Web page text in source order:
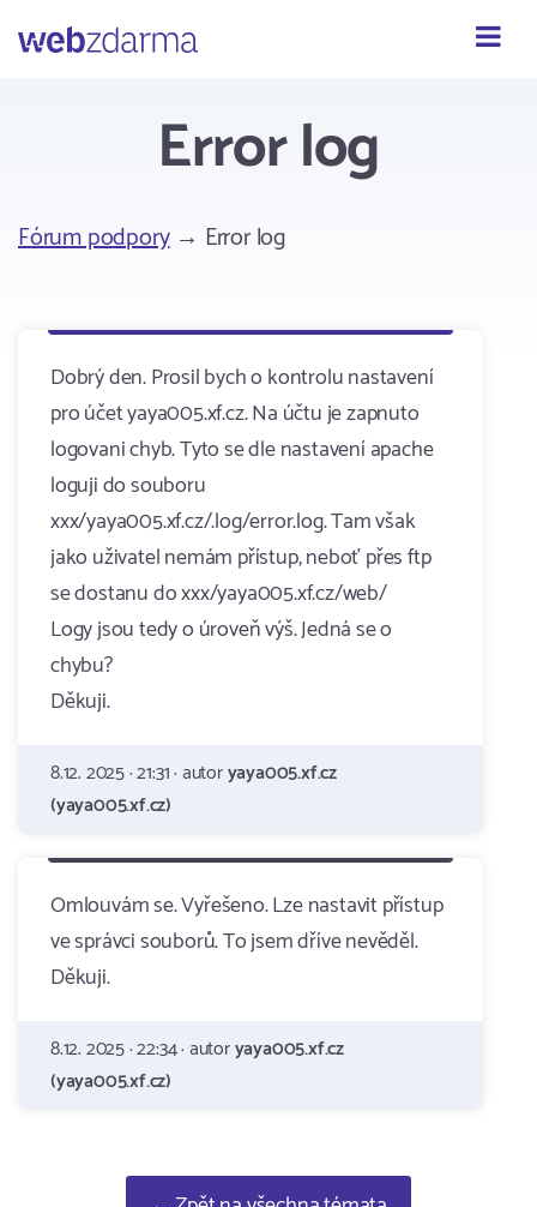
Webzdarma
Error log
Fórum podpory→ Error log
Dobrý den. Prosil bych o kontrolu nastavení
pro účet yaya005.xf.cz. Na účtu je zapnuto
logovani chyb. Tyto se dle nastavení apache
loguji do souboru
xxx/yaya005.xf.cz/.log/error.log. Tam však
jako uživatel nemám přístup, neboť přes ftp
se dostanu do xxx/yaya005.xf.cz/web/
Logy jsou tedy o úroveň výš. Jedná se o
chybu?
Děkuji.
8.12. 2025 · 21:31 · autoryaya005.xf.cz
(yaya005.xf.cz)
Omlouvám se. Vyřešeno. Lze nastavit přístup
ve správci souborů. To jsem dříve nevěděl.
Děkuji.
8.12. 2025 · 22:34 · autoryaya005.xf.cz
(yaya005.xf.cz)